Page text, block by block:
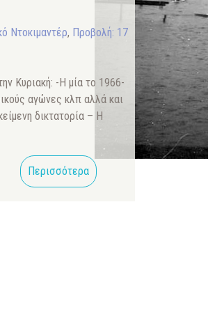
Ντοκιμαντέρ, Προβολή: 17
Κυριακή: -Η μία το 1966-
αγώνες κλπ αλλά και
δικτατορία – Η
Περισσότερα